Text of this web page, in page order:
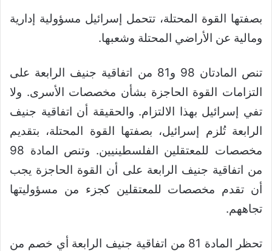
بصفتها القوة المحتلة، تتحمل إسرائيل مسؤولية إدارية
ومالية عن الأراضي المحتلة وشعبها.
تنص المادتان 98 و81 من اتفاقية جنيف الرابعة على
التزامات القوة الحاجزة بشأن مخصصات الأسرى. ولا
تفي إسرائيل بهذا الالتزام. والحقيقة أن اتفاقية جنيف
الرابعة تُلزم إسرائيل، بصفتها القوة المحتلة، بتقديم
مخصصات للمعتقلين الفلسطينيين. وتنص المادة 98
من اتفاقية جنيف الرابعة على أن القوة الحاجزة يجب
أن تقدم مخصصات للمعتقلين كجزء من مسؤوليتها
تجاههم.
تحظر المادة 81 من اتفاقية جنيف الرابعة أي خصم من